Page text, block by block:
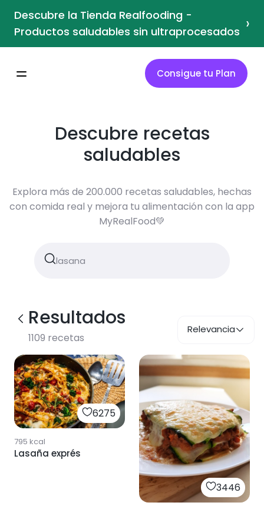
Descubre la Tienda Realfooding -
Productos saludables sin ultraprocesados ›
Consigue tu Plan
Descubre recetas
saludables
Explora más de 200.000 recetas saludables, hechas
con comida real y mejora tu alimentación con la app
MyRealFood💚
Resultados
1109 recetas
Relevancia
6275
795 kcal
Lasaña exprés
3446